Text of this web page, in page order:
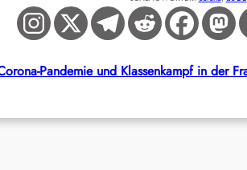
Pandemie und Klassenkampf in der